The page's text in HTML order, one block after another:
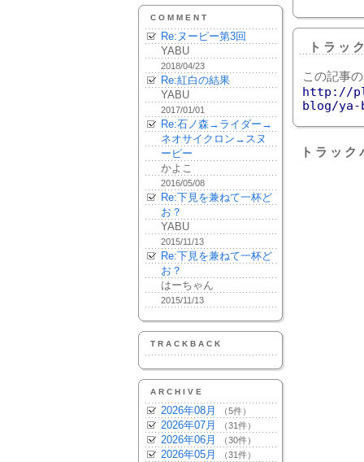
COMMENT
Re:ヌーピー第3回
YABU
2018/04/23
Re:紅白の結果
YABU
2017/01/01
Re:石ノ森→ライダー→
ネオサイクロン→スヌ
ーピー
かよこ
2016/05/08
Re:下見を兼ねて一杯ど
お？
YABU
2015/11/13
Re:下見を兼ねて一杯ど
お？
はーちゃん
2015/11/13
TRACKBACK
ARCHIVE
2026年08月 （5件）
2026年07月 （31件）
2026年06月 （30件）
2026年05月 （31件）
トラッ
この記事
http://
blog/ya-
トラッ